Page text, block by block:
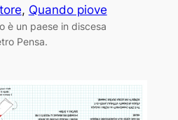
, Quando piove
è un paese in discesa
Pensa.